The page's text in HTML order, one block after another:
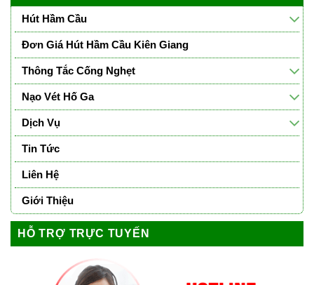
Hút Hầm Cầu
Đơn Giá Hút Hầm Cầu Kiên Giang
Thông Tắc Cống Nghẹt
Nạo Vét Hố Ga
Dịch Vụ
Tin Tức
Liên Hệ
Giới Thiệu
HỖ TRỢ TRỰC TUYẾN